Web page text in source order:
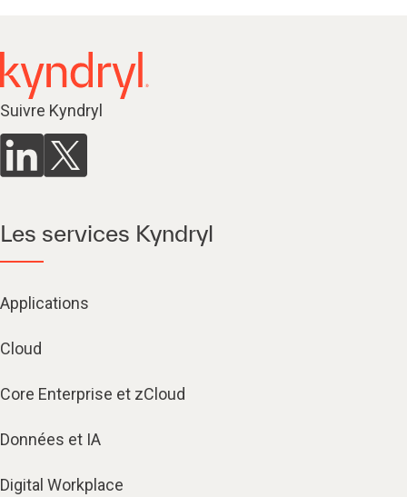
Suivre Kyndryl
Les services Kyndryl
Applications
Cloud
Core Enterprise et zCloud
Données et IA
Digital Workplace